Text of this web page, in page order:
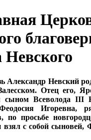
Невского
Александр Невский
Отец его,
Всеволода III
Игоревна,
просьбе
с собой сыновей,